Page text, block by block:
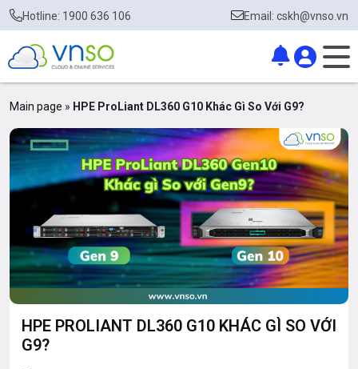
Hotline: 1900 636 106 Email: cskh@vnso.vn
Main page » HPE ProLiant DL360 G10 Khác Gì So Với G9?
HPE PROLIANT DL360 G10 KHÁC GÌ SO VỚI
G9?